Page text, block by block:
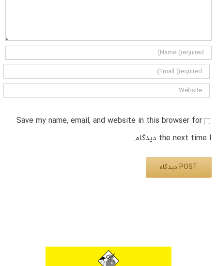
Save my name, email, and website in this browser for
the next time I دیدگاه.